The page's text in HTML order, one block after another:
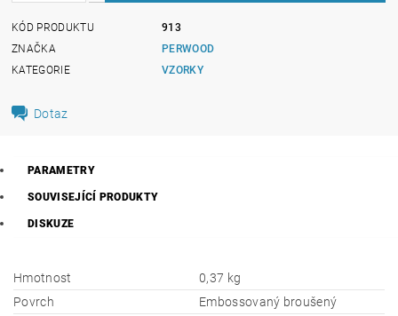
KÓD PRODUKTU
913
ZNAČKA
PERWOOD
KATEGORIE
VZORKY
Dotaz
PARAMETRY
SOUVISEJÍCÍ PRODUKTY
DISKUZE
Hmotnost
0,37 kg
Povrch
Embossovaný broušený